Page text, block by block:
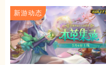
新游动态